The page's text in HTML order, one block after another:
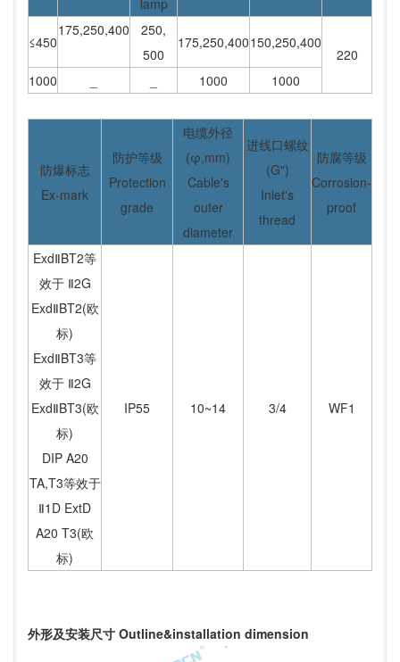
lamp
≤450
175,250,400
250,
500
175,250,400150,250,400
220
1000
1000 1000
防爆标志
Ex-mark
防护等级
Protection
grade
电缆外径
(φ,mm)
Cable's
outer
diameter
进线口螺纹
(G")
Inlet's
thread
防腐等级
Corrosion-
proof
ExdⅡBT2等
效于 Ⅱ2G
ExdⅡBT2(欧
标)
ExdⅡBT3等
效于 Ⅱ2G
ExdⅡBT3(欧
标)
DIP A20
TA,T3等效于
Ⅱ1D ExtD
A20 T3(欧
标)
IP55 10~14 3/4 WF1
外形及安装尺寸 Outline&installation dimension